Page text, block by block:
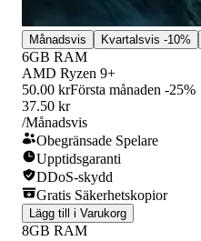
Månadsvis Kvartalsvis -10%
6GB RAM
AMD Ryzen 9+
50.00 krFörsta månaden -25%
37.50 kr
/Månadsvis
Obegränsade Spelare
Upptidsgaranti
DDoS-skydd
Gratis Säkerhetskopior
Lägg till i Varukorg
8GB RAM